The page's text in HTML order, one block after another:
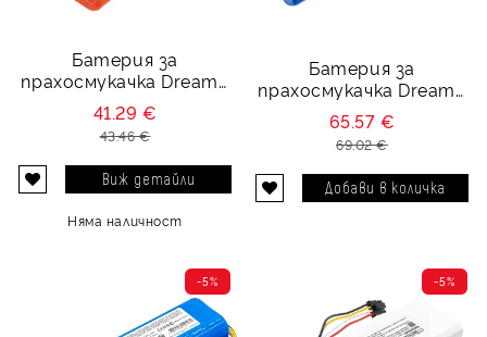
Батерия за
прахосмукачка Dreame
MC1808 - 5200 mAh
41.29 €
43.46 €
Виж детайли
Няма наличност
Батерия за
прахосмукачка Dreame
L20 Ultra - 14.4V 6800
mAh
65.57 €
69.02 €
-5% -5%